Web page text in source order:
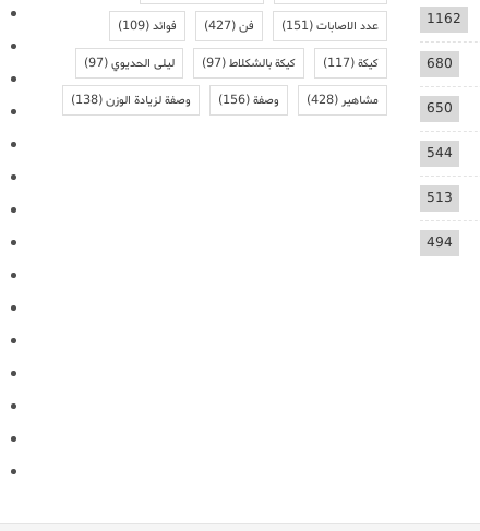
1162
680
650
544
513
494
عدد الاصابات(151) فن(427) فوائد(109)
كيكة(117) كيكة بالشكلاط(97) ليلى الحديوي(97)
مشاهير(428) وصفة(156) وصفة لزيادة الوزن(138)